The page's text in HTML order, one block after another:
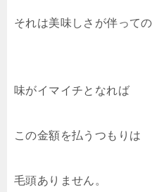
それは美味しさが伴っての
味がイマイチとなれば
この金額を払うつもりは
毛頭ありません。